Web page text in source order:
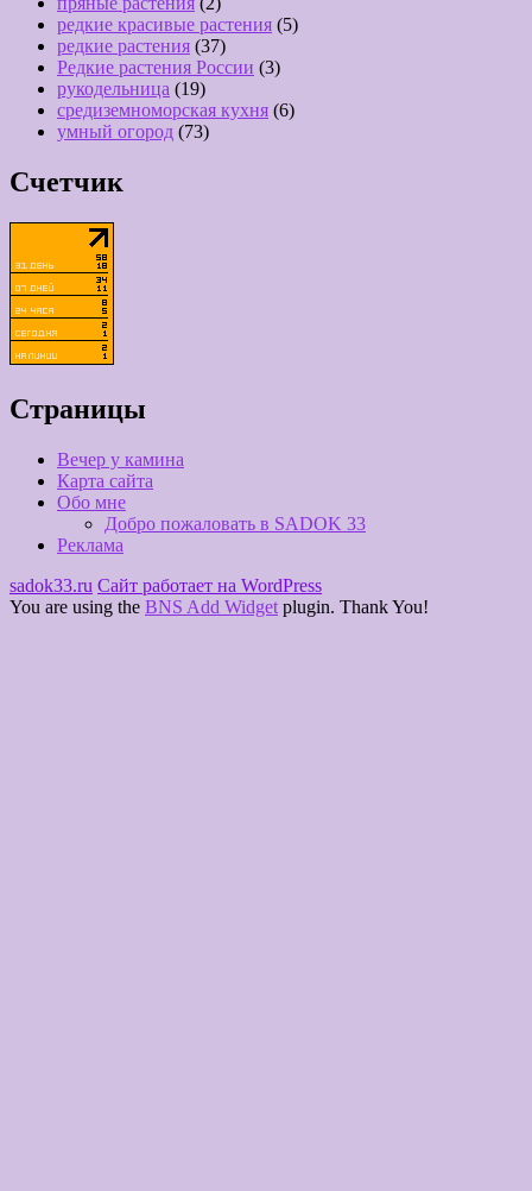
редкие красивые растения (5)
редкие растения (37)
Редкие растения России (3)
рукодельница (19)
средиземноморская кухня (6)
умный огород (73)
Счетчик
Страницы
Вечер у камина
Карта сайта
Обо мне
Добро пожаловать в SADOK 33
Реклама
sadok33.ru Сайт работает на WordPress
You are using the BNS Add Widget plugin. Thank You!